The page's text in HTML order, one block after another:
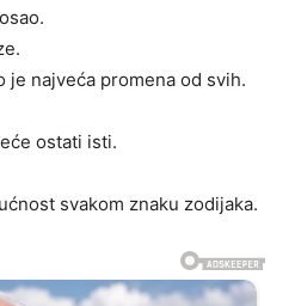
je najveća promena od svih.
ostati isti.
svakom znaku zodijaka.